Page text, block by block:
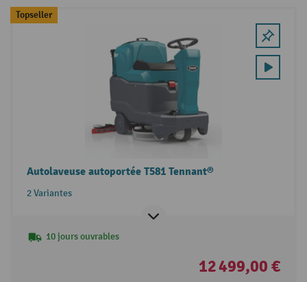
Topseller
Autolaveuse autoportée T581 Tennant®
2 Variantes
10 jours ouvrables
12 499,00 €